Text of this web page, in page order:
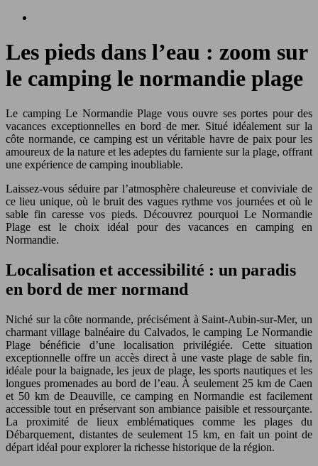
Les pieds dans l’eau : zoom sur
le camping le normandie plage
Le camping Le Normandie Plage vous ouvre ses portes pour des
vacances exceptionnelles en bord de mer. Situé idéalement sur la
côte normande, ce camping est un véritable havre de paix pour les
amoureux de la nature et les adeptes du farniente sur la plage, offrant
une expérience de camping inoubliable.
Laissez-vous séduire par l’atmosphère chaleureuse et conviviale de
ce lieu unique, où le bruit des vagues rythme vos journées et où le
sable fin caresse vos pieds. Découvrez pourquoi Le Normandie
Plage est le choix idéal pour des vacances en camping en
Normandie.
Localisation et accessibilité : un paradis
en bord de mer normand
Niché sur la côte normande, précisément à Saint-Aubin-sur-Mer, un
charmant village balnéaire du Calvados, le camping Le Normandie
Plage bénéficie d’une localisation privilégiée. Cette situation
exceptionnelle offre un accès direct à une vaste plage de sable fin,
idéale pour la baignade, les jeux de plage, les sports nautiques et les
longues promenades au bord de l’eau. À seulement 25 km de Caen
et 50 km de Deauville, ce camping en Normandie est facilement
accessible tout en préservant son ambiance paisible et ressourçante.
La proximité de lieux emblématiques comme les plages du
Débarquement, distantes de seulement 15 km, en fait un point de
départ idéal pour explorer la richesse historique de la région.